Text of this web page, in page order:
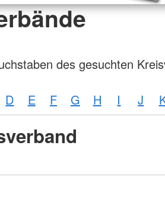
des gesuchten
D E F G H I J